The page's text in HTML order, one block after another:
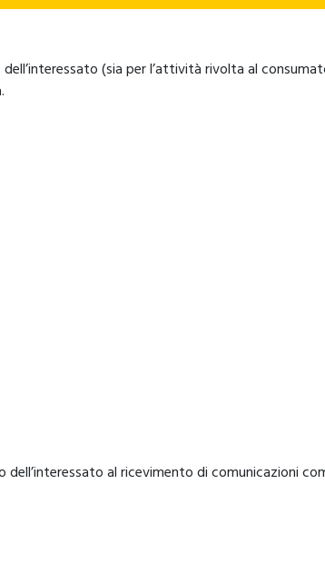
(sia per l’attività rivolta al
al ricevimento di comunicazioni